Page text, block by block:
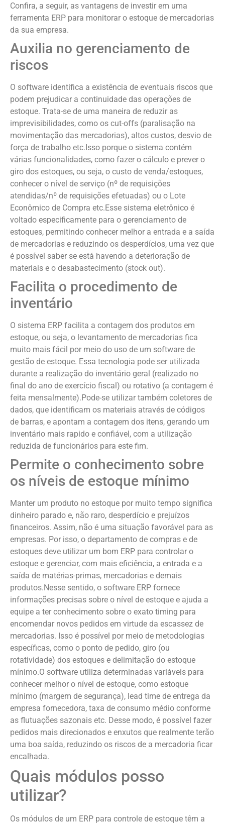
Confira, a seguir, as vantagens de investir em uma
ferramenta ERP para monitorar o estoque de mercadorias
da sua empresa.
Auxilia no gerenciamento de
riscos
O software identifica a existência de eventuais riscos que
podem prejudicar a continuidade das operações de
estoque. Trata-se de uma maneira de reduzir as
imprevisibilidades, como os cut-offs (paralisação na
movimentação das mercadorias), altos custos, desvio de
força de trabalho etc.Isso porque o sistema contém
várias funcionalidades, como fazer o cálculo e prever o
giro dos estoques, ou seja, o custo de venda/estoques,
conhecer o nível de serviço (nº de requisições
atendidas/nº de requisições efetuadas) ou o Lote
Econômico de Compra etc.Esse sistema eletrônico é
voltado especificamente para o gerenciamento de
estoques, permitindo conhecer melhor a entrada e a saída
de mercadorias e reduzindo os desperdícios, uma vez que
é possível saber se está havendo a deterioração de
materiais e o desabastecimento (stock out).
Facilita o procedimento de
inventário
O sistema ERP facilita a contagem dos produtos em
estoque, ou seja, o levantamento de mercadorias fica
muito mais fácil por meio do uso de um software de
gestão de estoque. Essa tecnologia pode ser utilizada
durante a realização do inventário geral (realizado no
final do ano de exercício fiscal) ou rotativo (a contagem é
feita mensalmente).Pode-se utilizar também coletores de
dados, que identificam os materiais através de códigos
de barras, e apontam a contagem dos itens, gerando um
inventário mais rapido e confiável, com a utilização
reduzida de funcionários para este fim.
Permite o conhecimento sobre
os níveis de estoque mínimo
Manter um produto no estoque por muito tempo significa
dinheiro parado e, não raro, desperdício e prejuízos
financeiros. Assim, não é uma situação favorável para as
empresas. Por isso, o departamento de compras e de
estoques deve utilizar um bom ERP para controlar o
estoque e gerenciar, com mais eficiência, a entrada e a
saída de matérias-primas, mercadorias e demais
produtos.Nesse sentido, o software ERP fornece
informações precisas sobre o nível de estoque e ajuda a
equipe a ter conhecimento sobre o exato timing para
encomendar novos pedidos em virtude da escassez de
mercadorias. Isso é possível por meio de metodologias
específicas, como o ponto de pedido, giro (ou
rotatividade) dos estoques e delimitação do estoque
mínimo.O software utiliza determinadas variáveis para
conhecer melhor o nível de estoque, como estoque
mínimo (margem de segurança), lead time de entrega da
empresa fornecedora, taxa de consumo médio conforme
as flutuações sazonais etc. Desse modo, é possível fazer
pedidos mais direcionados e enxutos que realmente terão
uma boa saída, reduzindo os riscos de a mercadoria ficar
encalhada.
Quais módulos posso
utilizar?
Os módulos de um ERP para controle de estoque têm a